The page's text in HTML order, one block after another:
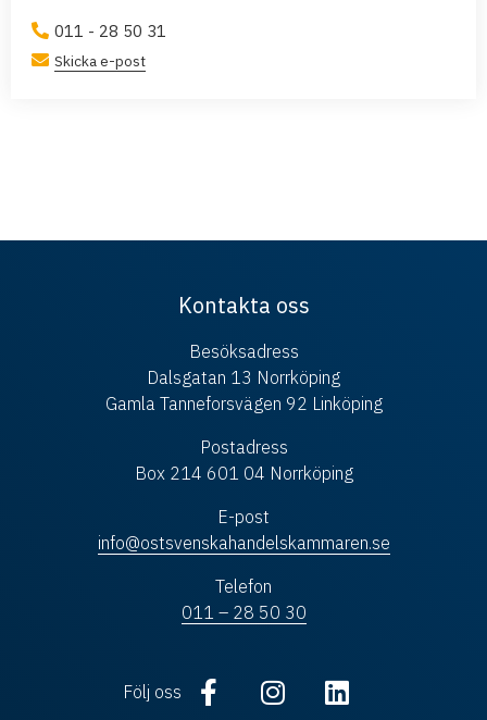
011 - 28 50 31
Skicka e-post
Kontakta oss
Besöksadress
Dalsgatan 13 Norrköping
Gamla Tanneforsvägen 92 Linköping
Postadress
Box 214 601 04 Norrköping
E-post
info@ostsvenskahandelskammaren.se
Telefon
011 – 28 50 30
Följ oss